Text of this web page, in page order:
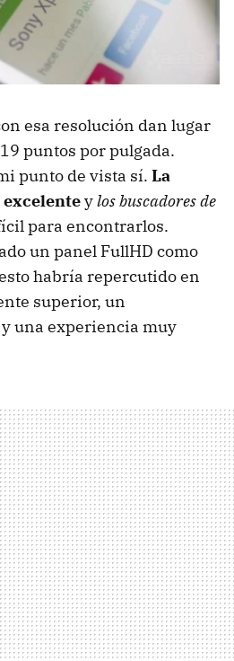
esa resolución dan lugar
puntos por pulgada.
punto de vista sí. La
excelenteylos buscadores de
para encontrarlos.
un panel FullHD como
habría repercutido en
superior, un
una experiencia muy